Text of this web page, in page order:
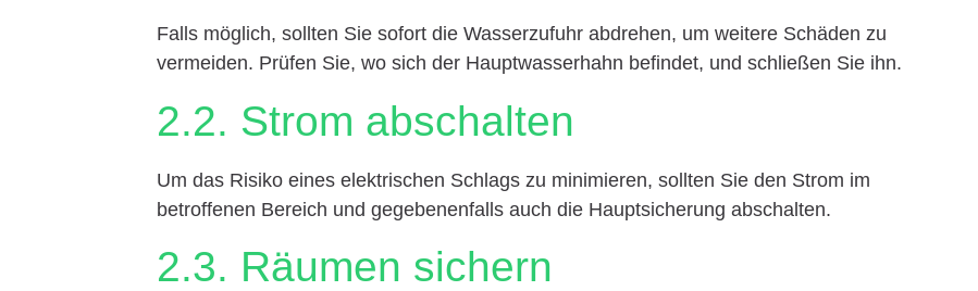
Falls möglich, sollten Sie sofort die Wasserzufuhr abdrehen, um weitere Schäden zu
vermeiden. Prüfen Sie, wo sich der Hauptwasserhahn befindet, und schließen Sie ihn.
2.2. Strom abschalten
Um das Risiko eines elektrischen Schlags zu minimieren, sollten Sie den Strom im
betroffenen Bereich und gegebenenfalls auch die Hauptsicherung abschalten.
2.3. Räumen sichern